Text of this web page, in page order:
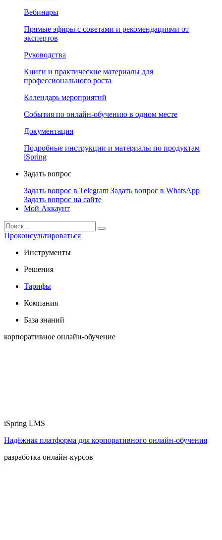
Вебинары
Прямые эфиры с советами и рекомендациями от
экспертов
Руководства
Книги и практические материалы для
профессионального роста
Календарь мероприятий
События по онлайн-обучению в одном месте
Документация
Подробные инструкции и материалы по продуктам
iSpring
Задать вопрос
Задать вопрос в Telegram Задать вопрос в WhatsApp
Задать вопрос на сайте
Мой Аккаунт
Проконсультироваться
Инструменты
Решения
Тарифы
Компания
База знаний
корпоративное онлайн-обучение
iSpring LMS
Надёжная платформа для корпоративного онлайн‑обучения
разработка онлайн-курсов